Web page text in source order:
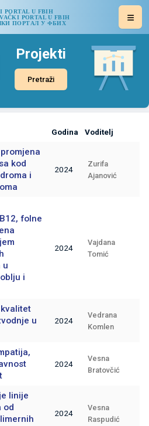
PORTAL U FBIH
PORTAL U FBIH
ПОРТАЛ У ФБИХ
Projekti
Pretraži
Godina Voditelj
kod
i
2024
Zurifa
Ajanović
folne
u
i
2024
Vajdana
Tomić
u
2024
Vedrana
Komlen
2024
Vesna
Bratovčić
linije
od
2024
Vesna
Raspudić